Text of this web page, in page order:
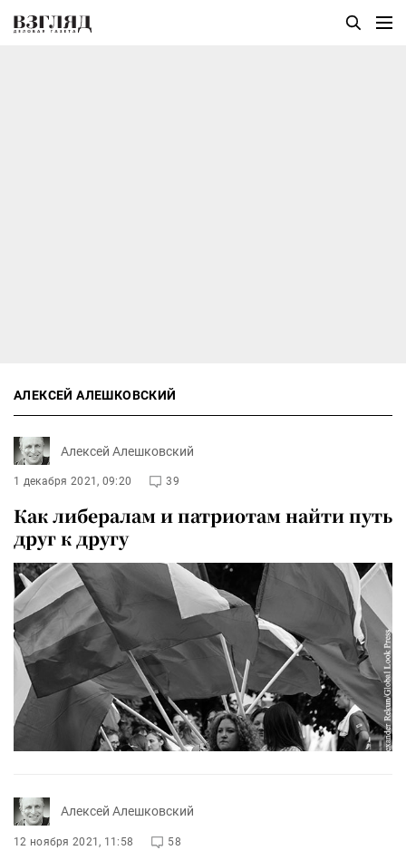
АЛЕКСЕЙ АЛЕШКОВСКИЙ
Алексей Алешковский
1 декабря 2021, 09:20 39
Как либералам и патриотам найти путь
друг к другу
Алексей Алешковский
12 ноября 2021, 11:58 58